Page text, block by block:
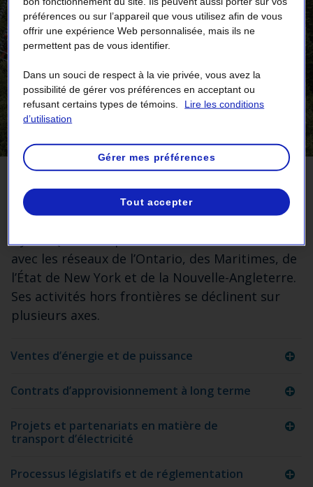
ACTIVITÉS D’HYDRO-QUÉBEC SUR
SES MARCHÉS D’EXPORTATION
Hydro-Québec exploite des interconnexions
avec les réseaux de l’Ontario, des Maritimes, de
l’État de New York et de la Nouvelle-Angleterre.
Ses activités hors frontières se déclinent sur
plusieurs axes.
Ventes d’énergie et de puissance
Contrats d’approvisionnement à long terme
Projets et partenariats en matière de
transport d’électricité
Processus législatifs et de réglementation
préférences ou sur l’appareil que vous utilisez afin de vous
offrir une expérience Web personnalisée, mais ils ne
permettent pas de vous identifier.
Dans un souci de respect à la vie privée, vous avez la
possibilité de gérer vos préférences en acceptant ou
refusant certains types de témoins.
Lire les conditions
d’utilisation
Gérer mes préférences
Tout accepter